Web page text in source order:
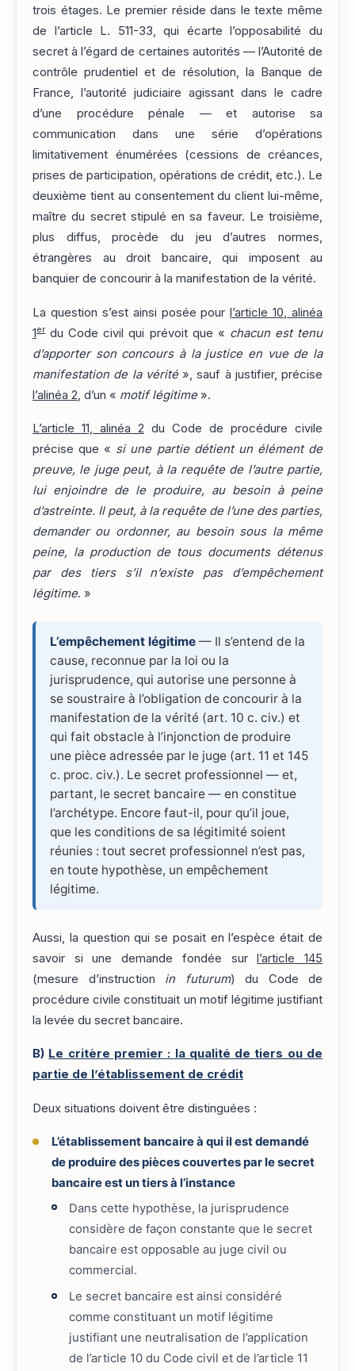
trois étages. Le premier réside dans le texte même
de l’article L. 511-33, qui écarte l’opposabilité du
secret à l’égard de certaines autorités — l’Autorité de
contrôle prudentiel et de résolution, la Banque de
France, l’autorité judiciaire agissant dans le cadre
d’une procédure pénale — et autorise sa
communication dans une série d’opérations
limitativement énumérées (cessions de créances,
prises de participation, opérations de crédit, etc.). Le
deuxième tient au consentement du client lui-même,
maître du secret stipulé en sa faveur. Le troisième,
plus diffus, procède du jeu d’autres normes,
étrangères au droit bancaire, qui imposent au
banquier de concourir à la manifestation de la vérité.
La question s’est ainsi posée pourl’article 10, alinéa
1er du Code civil qui prévoit que « chacun est tenu
d’apporter son concours à la justice en vue de la
manifestation de la vérité», sauf à justifier, précise
l’alinéa 2 , d’un « motif légitime».
L’article 11, alinéa 2 du Code de procédure civile
précise que « si une partie détient un élément de
preuve, le juge peut, à la requête de l’autre partie,
lui enjoindre de le produire, au besoin à peine
d’astreinte. Il peut, à la requête de l’une des parties,
demander ou ordonner, au besoin sous la même
peine, la production de tous documents détenus
par des tiers s’il n’existe pas d’empêchement
légitime. »
L’empêchement légitime — Il s’entend de la
cause, reconnue par la loi ou la
jurisprudence, qui autorise une personne à
se soustraire à l’obligation de concourir à la
manifestation de la vérité (art. 10 c. civ.) et
qui fait obstacle à l’injonction de produire
une pièce adressée par le juge (art. 11 et 145
c. proc. civ.). Le secret professionnel — et,
partant, le secret bancaire — en constitue
l’archétype. Encore faut-il, pour qu’il joue,
que les conditions de sa légitimité soient
réunies : tout secret professionnel n’est pas,
en toute hypothèse, un empêchement
légitime.
Aussi, la question qui se posait en l’espèce était de
savoir si une demande fondée surl’article 145
(mesure d’instruction in futurum) du Code de
procédure civile constituait un motif légitime justifiant
la levée du secret bancaire.
B) Le critère premier : la qualité de tiers ou de
partie de l’établissement de crédit
Deux situations doivent être distinguées :
L’établissement bancaire à qui il est demandé
de produire des pièces couvertes par le secret
bancaire est un tiers à l’instance
Dans cette hypothèse, la jurisprudence
considère de façon constante que le secret
bancaire est opposable au juge civil ou
commercial.
Le secret bancaire est ainsi considéré
comme constituant un motif légitime
justifiant une neutralisation de l’application
de l’article 10 du Code civil et de l’article 11